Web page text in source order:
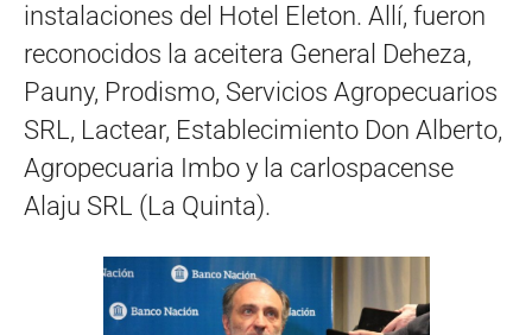
instalaciones del Hotel Eleton. Allí, fueron
reconocidos la aceitera General Deheza,
Pauny, Prodismo, Servicios Agropecuarios
SRL, Lactear, Establecimiento Don Alberto,
Agropecuaria Imbo y la carlospacense
Alaju SRL (La Quinta).